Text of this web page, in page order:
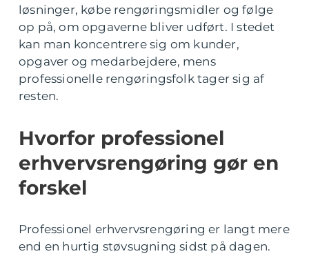
løsninger, købe rengøringsmidler og følge
op på, om opgaverne bliver udført. I stedet
kan man koncentrere sig om kunder,
opgaver og medarbejdere, mens
professionelle rengøringsfolk tager sig af
resten.
Hvorfor professionel
erhvervsrengøring gør en
forskel
Professionel erhvervsrengøring er langt mere
end en hurtig støvsugning sidst på dagen.